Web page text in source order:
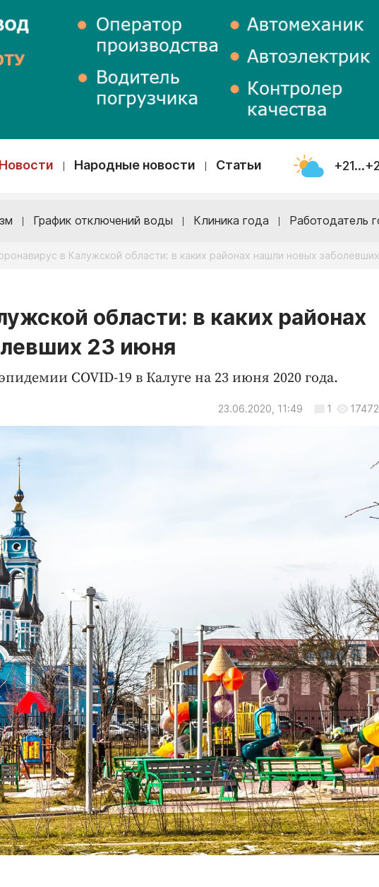
Новости Народные новости Статьи
График отключений воды Клиника года Работодатель
в Калужской области: в каких районах нашли новых
области: в каких районах
23 июня
COVID-19 в Калуге на 23 июня 2020 года.
23.06.2020, 11:49 1 17472